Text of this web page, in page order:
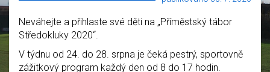
Neváhejte a přihlaste své děti na „Příměstský tábor
Středokluky 2020“.
V týdnu od 24. do 28. srpna je čeká pestrý, sportovně
zážitkový program každý den od 8 do 17 hodin.